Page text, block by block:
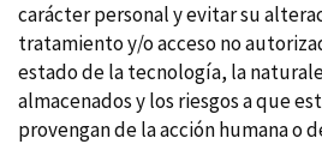
carácter personal y evitar su
tratamiento y/o acceso no
estado de la tecnología, la
almacenados y los riesgos a que
provengan de la acción humana o